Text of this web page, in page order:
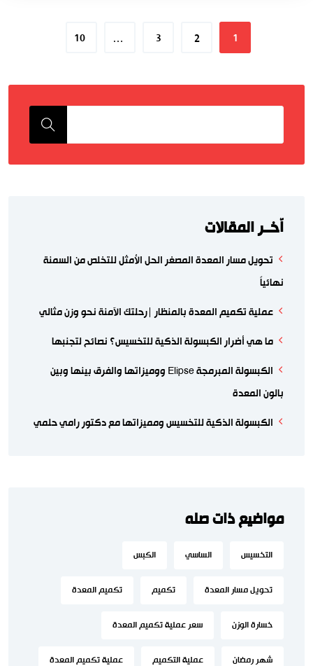
1
2
3
…
10
اّخــر المقالات
تحويل مسار المعدة المصغر الحل الأمثل للتخلص من السمنة
نهائياً
عملية تكميم المعدة بالمنظار |رحلتك الآمنة نحو وزن مثالي
ما هي أضرار الكبسولة الذكية للتخسيس؟ نصائح لتجنبها
الكبسولة المبرمجة Elipse ووميزاتها والفرق بينها وبين
بالون المعدة
الكبسولة الذكية للتخسيس ومميزاتها مع دكتور رامي حلمي
مواضيع ذات صله
التخسيس الساسي الكبس
تحويل مسار المعدة تكميم تكميم المعدة
خسارة الوزن سعر عملية تكميم المعدة
شهر رمضان عملية التكميم عملية تكميم المعدة